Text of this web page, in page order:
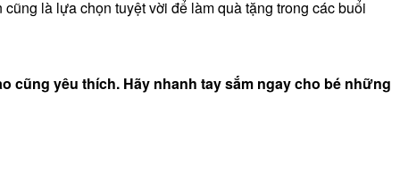
là lựa chọn tuyệt vời để làm quà tặng trong các buổi
cũng yêu thích. Hãy nhanh tay sắm ngay cho bé những